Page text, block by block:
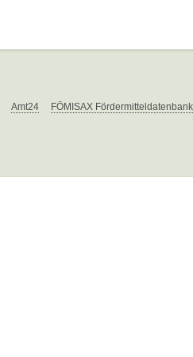
Amt24 FÖMISAX Fördermitteldatenbank